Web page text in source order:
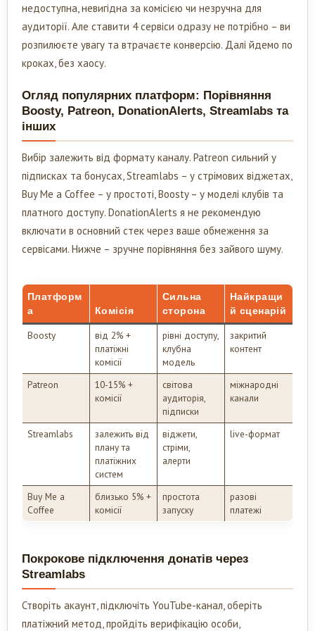
недоступна, невигідна за комісією чи незручна для
аудиторії. Але ставити 4 сервіси одразу не потрібно – ви
розпилюєте увагу та втрачаєте конверсію. Далі йдемо по
кроках, без хаосу.
Огляд популярних платформ: Порівняння
Boosty, Patreon, DonationAlerts, Streamlabs та
інших
Вибір залежить від формату каналу. Patreon сильний у
підписках та бонусах, Streamlabs – у стрімових віджетах,
Buy Me a Coffee – у простоті, Boosty – у моделі клубів та
платного доступу. DonationAlerts я не рекомендую
включати в основний стек через ваше обмеження за
сервісами. Нижче – зручне порівняння без зайвого шуму.
Платформ
а
Комісія
Сильна
сторона
Найкращи
й сценарій
Boosty
від 2% +
платіжні
комісії
рівні доступу,
клубна
модель
закритий
контент
Patreon
10-15% +
комісії
світова
аудиторія,
підписки
міжнародні
канали
Streamlabs
залежить від
плану та
платіжних
систем
віджети,
стріми,
алерти
live-формат
Buy Me a
Coffee
близько 5% +
комісії
простота
запуску
разові
платежі
Покрокове підключення донатів через
Streamlabs
Створіть акаунт, підключіть YouTube-канал, оберіть
платіжний метод, пройдіть верифікацію особи,